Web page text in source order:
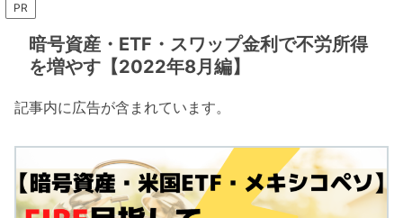
PR
暗号資産・ETF・スワップ金利で不労所得
を増やす【2022年8月編】
記事内に広告が含まれています。